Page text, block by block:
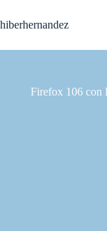
al
contenido
hiberhernandez
Firefox 106 con